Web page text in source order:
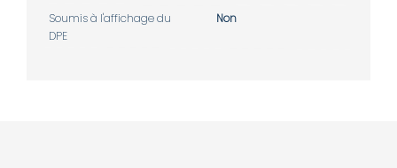
Soumis à l'affichage du
DPE
Non